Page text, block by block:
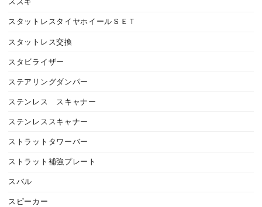
スズキ
スタットレスタイヤホイールＳＥＴ
スタットレス交換
スタビライザー
ステアリングダンパー
ステンレス スキャナー
ステンレススキャナー
ストラットタワーバー
ストラット補強プレート
スバル
スピーカー